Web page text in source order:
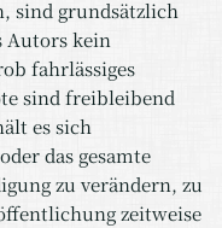
sind grundsätzlich
Autors kein
fahrlässiges
sind freibleibend
es sich
das gesamte
zu verändern, zu
zeitweise